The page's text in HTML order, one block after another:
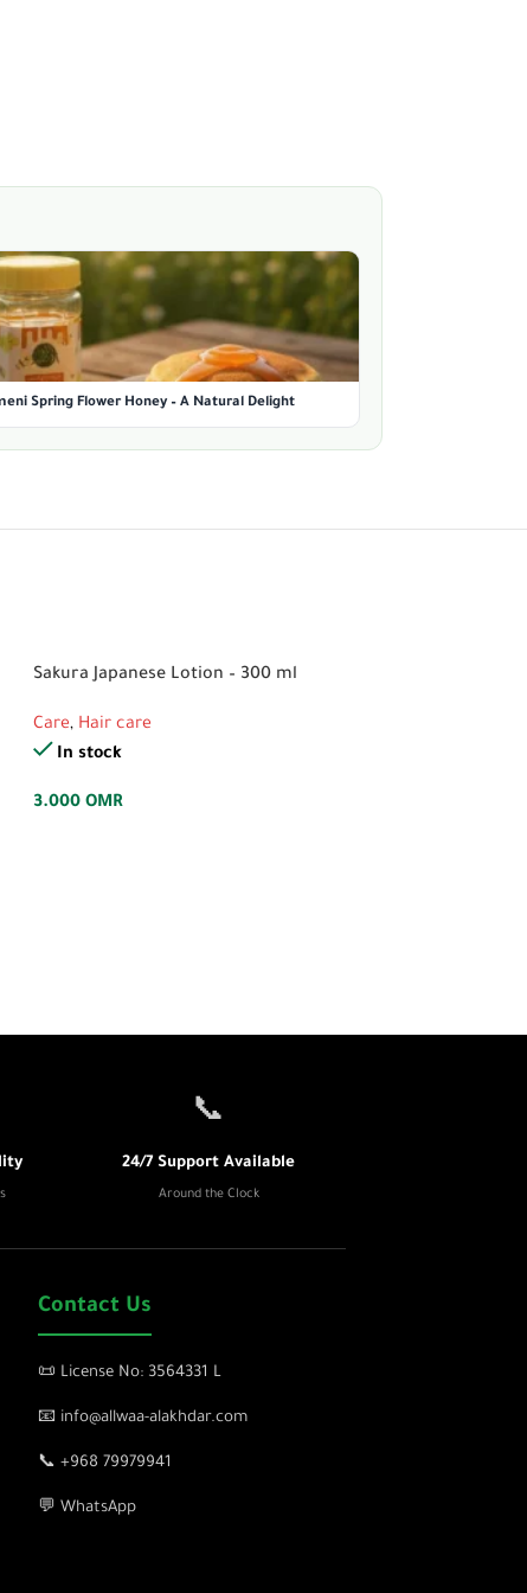
Spring Flower Honey – A Natural Delight
Sakura Japanese Lotion – 300 ml
Care, Hair care
In stock
3.000 OMR
📞
24/7 Support Available
Around the Clock
Contact Us
📜 License No: 3564331 L
📧 info@allwaa-alakhdar.com
📞 +968 79979941
💬 WhatsApp